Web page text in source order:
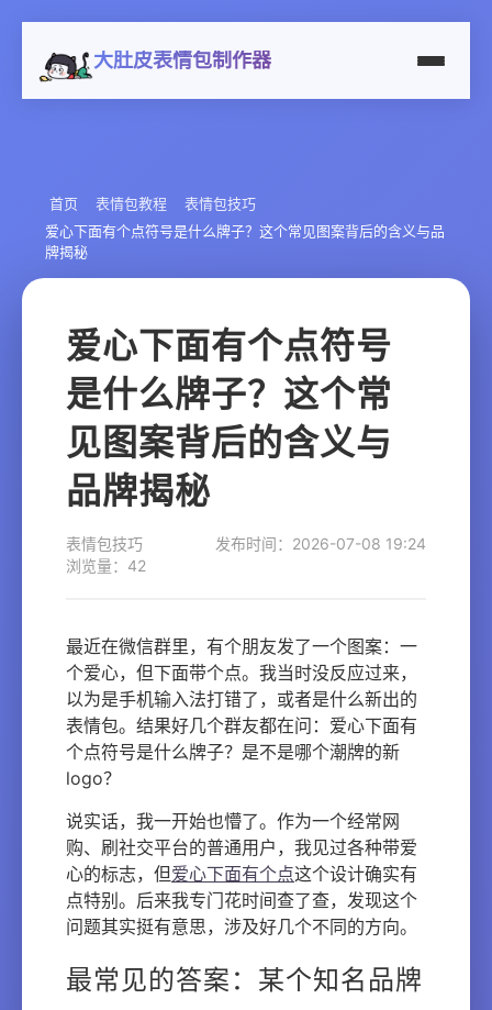
大肚皮表情包制作器
首页 表情包教程
表情包技巧
爱心下面有个点符号是什么牌子？这个常见图案背后的含义与品
牌揭秘
爱心下面有个点符号
是什么牌子？这个常
见图案背后的含义与
品牌揭秘
表情包技巧
发布时间：2026-07-08 19:24
浏览量：42
最近在微信群里，有个朋友发了一个图案：一
个爱心，但下面带个点。我当时没反应过来，
以为是手机输入法打错了，或者是什么新出的
表情包。结果好几个群友都在问：爱心下面有
个点符号是什么牌子？是不是哪个潮牌的新
logo？
说实话，我一开始也懵了。作为一个经常网
购、刷社交平台的普通用户，我见过各种带爱
心的标志，但爱心下面有个点这个设计确实有
点特别。后来我专门花时间查了查，发现这个
问题其实挺有意思，涉及好几个不同的方向。
最常见的答案：某个知名品牌